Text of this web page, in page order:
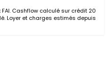
Cashflow calculé sur crédit 20
Loyer et charges estimés depuis